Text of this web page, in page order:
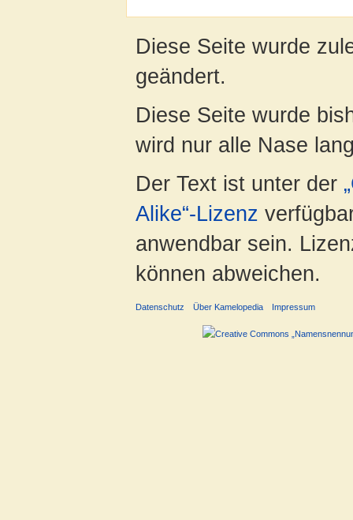
Diese Seite wurde
geändert.
Diese Seite wurde
wird nur alle Nase
Der Text ist unter der
Alike“-Lizenz
anwendbar sein.
können abweichen.
Datenschutz Über Kamelopedia Impressum